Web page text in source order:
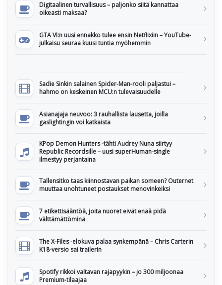
Digitaalinen turvallisuus – paljonko siitä kannattaa
oikeasti maksaa?
GTA VI:n uusi ennakko tulee ensin Netflixiin – YouTube-
julkaisu seuraa kuusi tuntia myöhemmin
Sadie Sinkin salainen Spider-Man-rooli paljastui –
hahmo on keskeinen MCU:n tulevaisuudelle
Asianajaja neuvoo: 3 rauhallista lausetta, joilla
gaslightingin voi katkaista
KPop Demon Hunters -tähti Audrey Nuna siirtyy
Republic Recordsille – uusi superHuman-single
ilmestyy perjantaina
Tallensitko taas kiinnostavan paikan someen? Outernet
muuttaa unohtuneet postaukset menovinkeiksi
7 etikettisääntöä, joita nuoret eivät enää pidä
välttämättöminä
The X-Files -elokuva palaa synkempänä – Chris Carterin
K18-versio sai trailerin
Spotify rikkoi valtavan rajapyykin – jo 300 miljoonaa
Premium-tilaajaa